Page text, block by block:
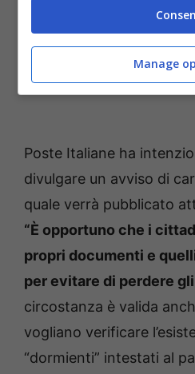
Poste Italiane ha
divulgare un avviso di
quale verrà pubblicato
“È opportuno che i
propri documenti e
per evitare di perdere
circostanza è valida
vogliano verificare
“dormienti” intestati al
Manage